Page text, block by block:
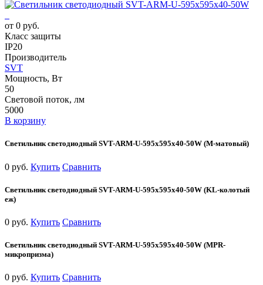
от 0 руб.
Класс защиты
IP20
Производитель
SVT
Мощность, Вт
50
Световой поток, лм
5000
В корзину
Светильник светодиодный SVT-ARM-U-595x595x40-50W (М-матовый)
0 руб. Купить Сравнить
Светильник светодиодный SVT-ARM-U-595x595x40-50W (KL-колотый
еж)
0 руб. Купить Сравнить
Светильник светодиодный SVT-ARM-U-595x595x40-50W (MPR-
микропризма)
0 руб. Купить Сравнить